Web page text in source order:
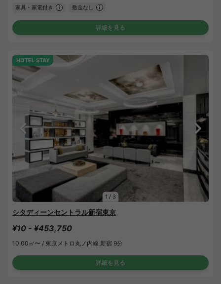
家具・家電付き 敷金なし
詳細を見る
1 / 3
HOTEL STAY
シタディーンセントラル新宿東京
¥10 - ¥453,750
10.00㎡〜 / 東京メトロ丸ノ内線 新宿 9分
詳細を見る